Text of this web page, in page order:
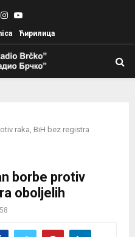
Instagram
Youtube
Ћирилица
raka, BiH bez registra
borbe protiv
oboljelih